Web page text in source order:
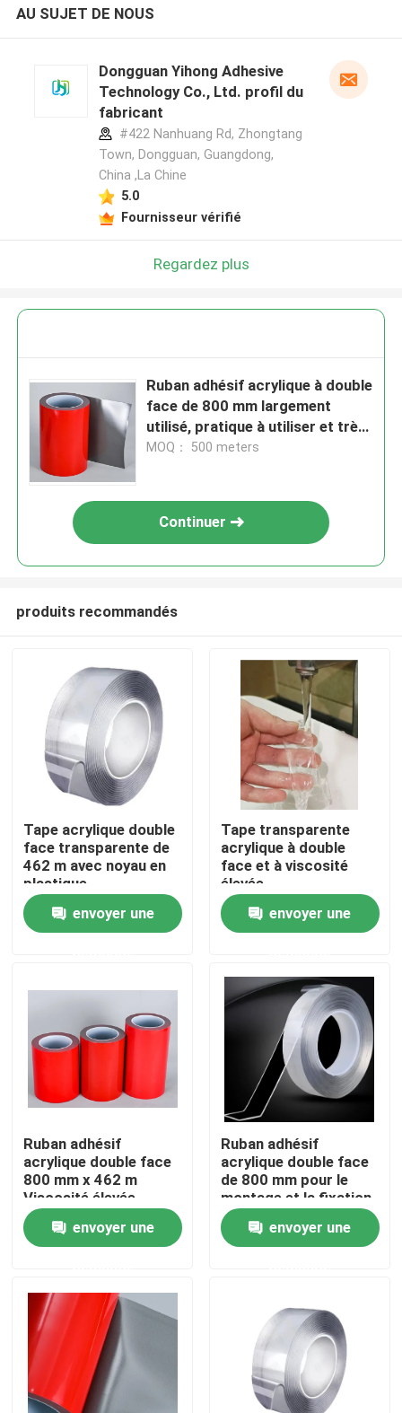
Aperçu
A propos de nous
Contrôle de la qualité
Contact
Demande de soumission
ruban adhésif de fonte chaude
Ruban adhésif de tapis
AU SUJET DE NOUS
Dongguan Yihong Adhesive
Technology Co., Ltd. profil du
fabricant
#422 Nanhuang Rd, Zhongtang
Town, Dongguan, Guangdong,
China ,La Chine
5.0
Fournisseur vérifié
Regardez plus
Ruban adhésif acrylique à double
face de 800 mm largement
utilisé, pratique à utiliser et très
visqueux
MOQ： 500 meters
Continuer
produits recommandés
Tape acrylique double
face transparente de
462 m avec noyau en
plastique
envoyer une
Tape transparente
acrylique à double
face et à viscosité
élevée
envoyer une
Ruban adhésif
acrylique double face
800 mm x 462 m
Viscosité élevée
Intractables et faciles
à utiliserenvoyer une
Ruban adhésif
acrylique double face
de 800 mm pour le
montage et la fixation
envoyer une